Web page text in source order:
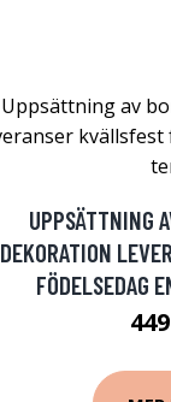
UPPSÄTTNING
DEKORATION
FÖDELSEDAG